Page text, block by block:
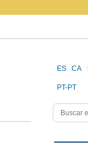
ES CA
PT-PT